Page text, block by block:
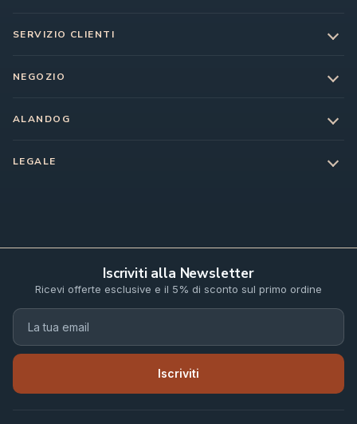
SERVIZIO CLIENTI
NEGOZIO
ALANDOG
LEGALE
Iscriviti alla Newsletter
Ricevi offerte esclusive e il 5% di sconto sul primo ordine
Iscriviti